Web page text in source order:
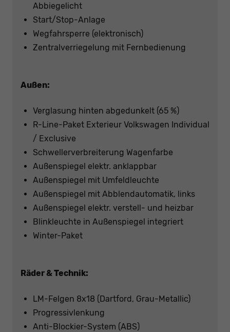
Abbiegelicht
Start/Stop-Anlage
Wegfahrsperre (elektronisch)
Zentralverriegelung mit Fernbedienung
Außen:
Verglasung hinten abgedunkelt (65 %)
R-Line-Paket Exterieur Volkswagen Individual
/ Exclusive
Schwellerverbreiterung Wagenfarbe
Außenspiegel elektr. anklappbar
Außenspiegel mit Umfeldleuchte
Außenspiegel mit Abblendautomatik, links
Außenspiegel elektr. verstell- und heizbar
Blinkleuchte in Außenspiegel integriert
Winter-Paket
Räder & Technik:
LM-Felgen 8x18 (Dartford, Grau-Metallic)
Progressivlenkung
Anti-Blockier-System (ABS)